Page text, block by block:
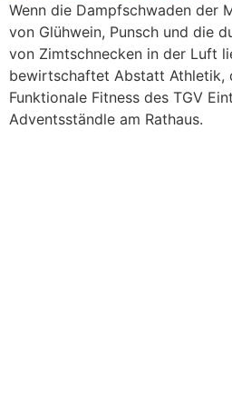
Wenn die Dampfschwaden der
von Glühwein, Punsch und die
von Zimtschnecken in der Luft
bewirtschaftet Abstatt Athletik,
Funktionale Fitness des TGV
Adventsständle am Rathaus.